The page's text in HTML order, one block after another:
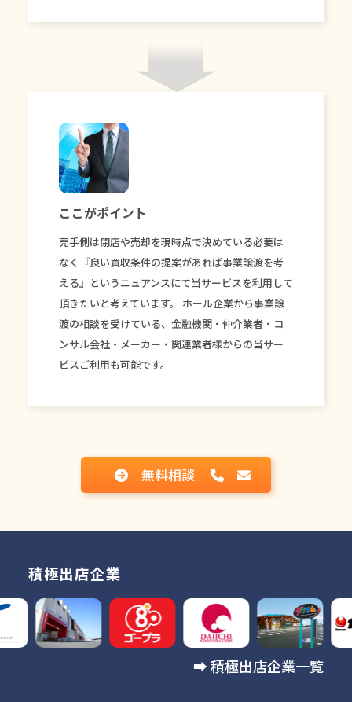
ここがポイント
売手側は閉店や売却を現時点で決めている必要は
なく『良い買収条件の提案があれば事業譲渡を考
える』というニュアンスにて当サービスを利用して
頂きたいと考えています。 ホール企業から事業譲
渡の相談を受けている、金融機関・仲介業者・コ
ンサル会社・メーカー・関連業者様からの当サー
ビスご利用も可能です。
無料相談
積極出店企業
➡︎積極出店企業一覧